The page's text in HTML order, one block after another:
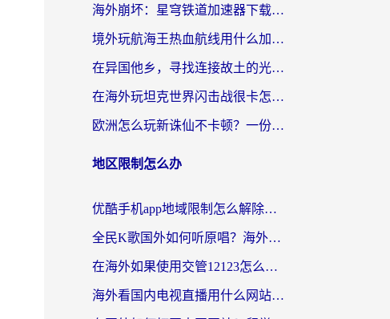
海外崩坏：星穹铁道加速器下载安装：一份给游子的终极网络指南
境外玩航海王热血航线用什么加速器？2026海外玩家实测最优方案（附欧洲问道堡垒前线加速技巧）
在异国他乡，寻找连接故土的光明大陆免费加速器
在海外玩坦克世界闪击战很卡怎么办？老玩家亲测有效的加速器选择指南
欧洲怎么玩新诛仙不卡顿？一份给海外游子的国服游戏畅玩指南
地区限制怎么办
优酷手机app地域限制怎么解除？海外党亲测有效的追剧方案
全民K歌国外如何听原唱？海外党亲测有效的回国加速器选择指南
在海外如果使用交管12123怎么处理？留学生亲测有效的回国加速方案
海外看国内电视直播用什么网站比较好？一篇解决你所有追剧难题的实用指南